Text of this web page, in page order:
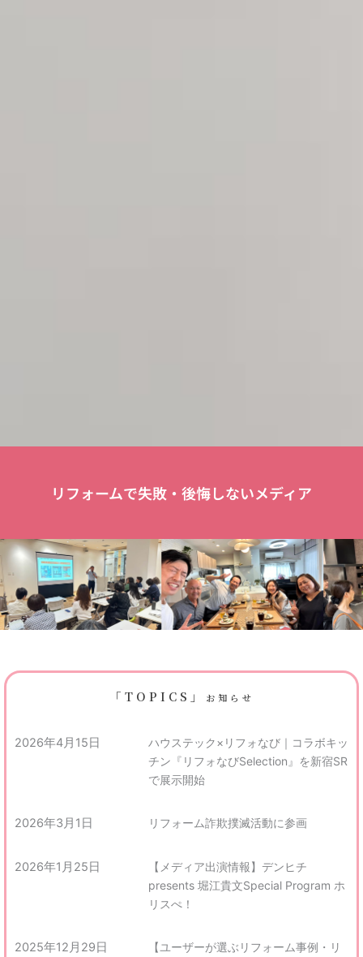
リフォームで失敗・後悔しないメディア
「TOPICS」 お知らせ
2026年4月15日
ハウステック×リフォなび｜コラボキッ
チン『リフォなびSelection』を新宿SR
で展示開始
2026年3月1日 リフォーム詐欺撲滅活動に参画
2026年1月25日
【メディア出演情報】デンヒチ
presents 堀江貴文Special Program ホ
リスぺ！
2025年12月29日 【ユーザーが選ぶリフォーム事例・リ